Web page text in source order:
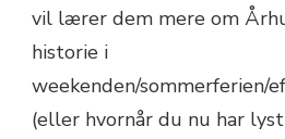
vil lærer dem mere om
historie i
weekenden/sommerferien/
(eller hvornår du nu har